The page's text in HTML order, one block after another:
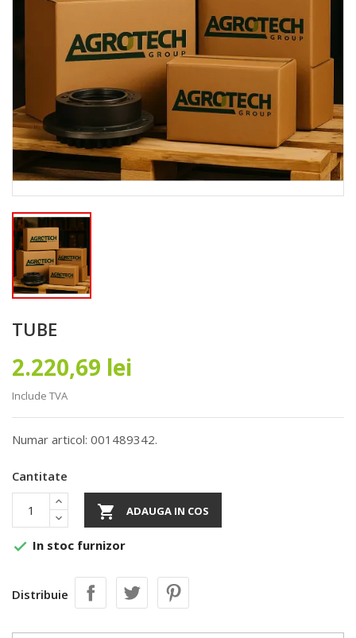
TUBE
2.220,69 lei
Include TVA
Numar articol: 001489342.
Cantitate
 ADAUGA IN COS
 In stoc furnizor
Distribuie